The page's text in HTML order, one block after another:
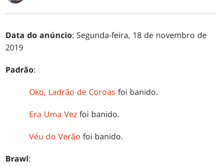
Data do anúncio: Segunda-feira, 18 de novembro de
2019
Padrão:
Oko, Ladrão de Coroas foi banido.
Era Uma Vez foi banido.
Véu do Verão foi banido.
Brawl: